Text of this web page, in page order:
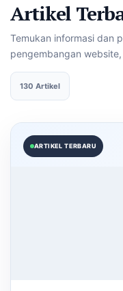
Artikel
Temukan informasi dan
pengembangan
130 Artikel
ARTIKEL TERBARU